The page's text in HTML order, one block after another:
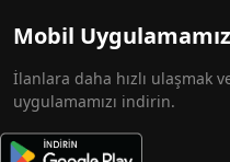
Mobil Uygulamamız
İlanlara daha hızlı ulaşmak
uygulamamızı indirin.